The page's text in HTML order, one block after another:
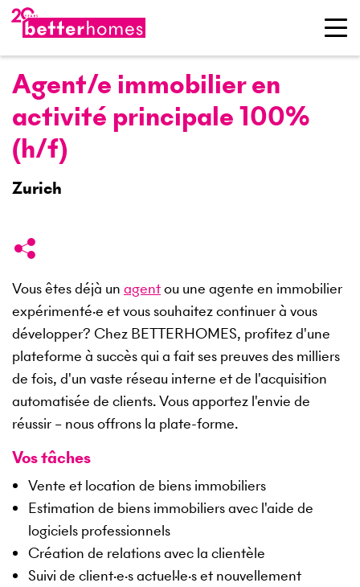
Agent/e immobilier en
activité principale 100%
(h/f)
Zurich
Vous êtes déjà un agentou une agente en immobilier
expérimenté·e et vous souhaitez continuer à vous
développer? Chez BETTERHOMES, profitez d'une
plateforme à succès qui a fait ses preuves des milliers
de fois, d'un vaste réseau interne et de l'acquisition
automatisée de clients. Vous apportez l'envie de
réussir – nous offrons la plate-forme.
Vos tâches
Vente et location de biens immobiliers
Estimation de biens immobiliers avec l'aide de
logiciels professionnels
Création de relations avec la clientèle
Suivi de client·e·s actuel·le·s et nouvellement